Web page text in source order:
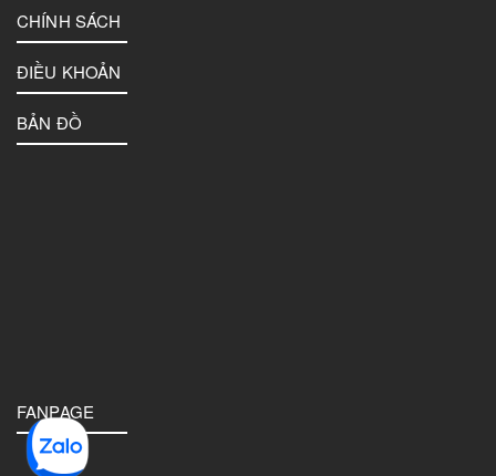
CHÍNH SÁCH
ĐIỀU KHOẢN
BẢN ĐỒ
FANPAGE